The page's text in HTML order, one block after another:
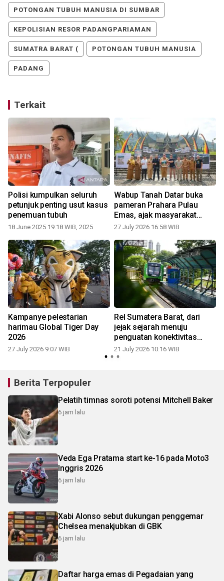
POTONGAN TUBUH MANUSIA DI SUMBAR
KEPOLISIAN RESOR PADANGPARIAMAN
SUMATRA BARAT ( POTONGAN TUBUH MANUSIA
PADANG
Terkait
Polisi kumpulkan seluruh
petunjuk penting usut kasus
penemuan tubuh
18 June 2025 19:18 WIB, 2025
Wabup Tanah Datar buka
pameran Prahara Pulau
Emas, ajak masyarakat
belajar dari tragedi bencana
27 July 2026 16:58 WIB
Kampanye pelestarian
harimau Global Tiger Day
2026
27 July 2026 9:07 WIB
Rel Sumatera Barat, dari
jejak sejarah menuju
penguatan konektivitas
Pulau Sumatra
21 July 2026 10:16 WIB
Berita Terpopuler
Pelatih timnas soroti potensi Mitchell Baker
6 jam lalu
Veda Ega Pratama start ke-16 pada Moto3
Inggris 2026
6 jam lalu
Xabi Alonso sebut dukungan penggemar
Chelsea menakjubkan di GBK
6 jam lalu
Daftar harga emas di Pegadaian yang